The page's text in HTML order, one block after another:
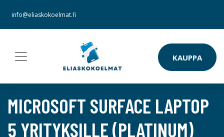
info@eliaskokoelmat.fi
KAUPPA
MICROSOFT SURFACE LAPTOP
5 YRITYKSILLE (PLATINUM)